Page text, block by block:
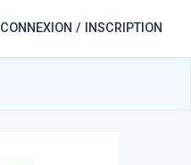
CONNEXION / INSCRIPTION